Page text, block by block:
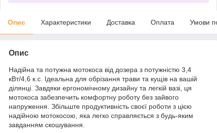
Опис Характеристики Доставка Оплата Умови
Опис
Надійна та потужна мотокоса від дозера з потужністю 3,4
кВт/4,6 к.с. Ідеальна для обрізання трави та кущів на вашій
ділянці. Завдяки ергономічному дизайну та легкій вазі, ця
мотокоса забезпечить комфортну роботу без зайвого
напруження. Збільште продуктивність своєї роботи з цією
надійною мотокосою, яка легко справляється з будь-яким
завданням скошування.